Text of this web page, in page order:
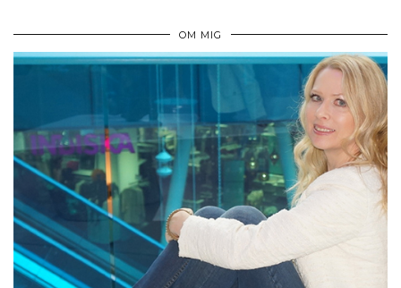
OM MIG